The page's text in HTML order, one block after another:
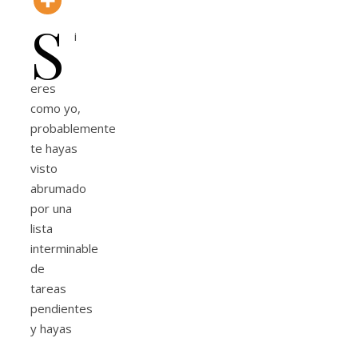
S i
eres
como yo,
probablemente
te hayas
visto
abrumado
por una
lista
interminable
de
tareas
pendientes
y hayas